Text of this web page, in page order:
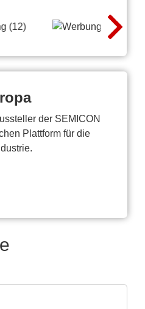
der SEMICON
Plattform für die